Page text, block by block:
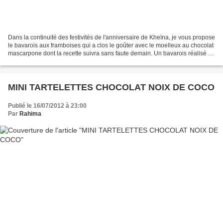
Dans la continuité des festivités de l'anniversaire de Kheïna, je vous propose
le bavarois aux framboises qui a clos le goûter avec le moelleux au chocolat
mascarpone dont la recette suivra sans faute demain. Un bavarois réalisé de
MINI TARTELETTES CHOCOLAT NOIX DE COCO
Publié le 16/07/2012 à 23:00
Par Rahima